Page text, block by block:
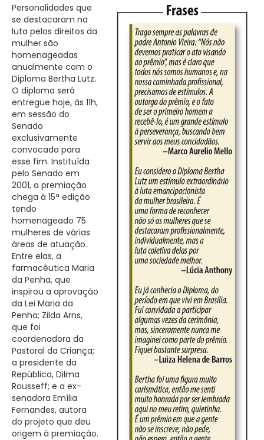
Personalidades que
se destacaram na
luta pelos direitos da
mulher são
homenageadas
anualmente com o
Diploma ­Bertha Lutz.
O diploma será
entregue hoje, às 11h,
em sessão do
Senado
exclusivamente
convocada para
esse fim. Instituída
pelo Senado em
2001, a premiação
chega à 15ª edição
tendo
homenageado 75
mulheres de ­várias
áreas de atuação.
Entre elas, a
farmacêutica Maria
da Penha, que
inspirou a aprovação
da Lei Maria da
Penha; Zilda Arns,
que foi
coordenadora da
Pastoral da Criança;
a presidente da
República, Dilma
Rousseff; e a ex-
senadora Emília
Fernandes, autora
do projeto que deu
origem à premiação.